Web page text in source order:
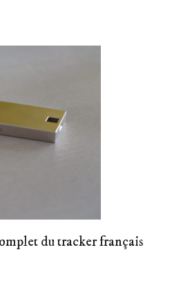
du tracker français